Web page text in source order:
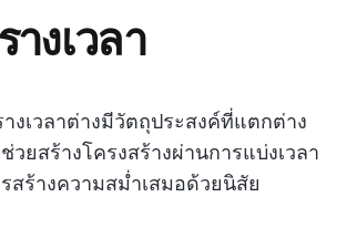
งเวลา
งเวลาต่างมีวัตถุประสงค์ที่แตกต่าง
วยสร้างโครงสร้างผ่านการแบ่งเวลา
ร้างความสม่ำเสมอด้วยนิสัย